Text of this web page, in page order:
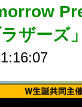
ザーズ